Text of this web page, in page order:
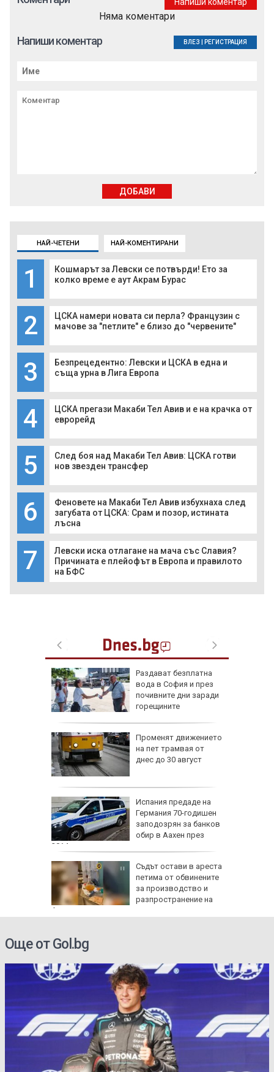
НАЙ-ЧЕТЕНИ НАЙ-КОМЕНТИРАНИ
1
Кошмарът за Левски се потвърди! Ето за
колко време е аут Акрам Бурас
2
ЦСКА намери новата си перла? Французин с
мачове за "петлите" е близо до "червените"
3
Безпрецедентно: Левски и ЦСКА в една и
съща урна в Лига Европа
4
ЦСКА прегази Макаби Тел Авив и е на крачка от
еврорейд
5
След боя над Макаби Тел Авив: ЦСКА готви
нов звезден трансфер
6
Феновете на Макаби Тел Авив избухнаха след
загубата от ЦСКА: Срам и позор, истината
лъсна
7
Левски иска отлагане на мача със Славия?
Причината е плейофът в Европа и правилото
на БФС
Раздават безплатна
вода в София и през
почивните дни заради
горещините
Променят движението
на пет трамвая от
днес до 30 август
Испания предаде на
Германия 70-годишен
заподозрян за банков
обир в Аахен през
2014 г.
Съдът остави в ареста
петима от обвинените
за производство и
разпространение на
фентанил
Няма коментари
Напиши коментар ВЛЕЗ РЕГИСТРАЦИЯ
ДОБАВИ
Още от Gol.bg